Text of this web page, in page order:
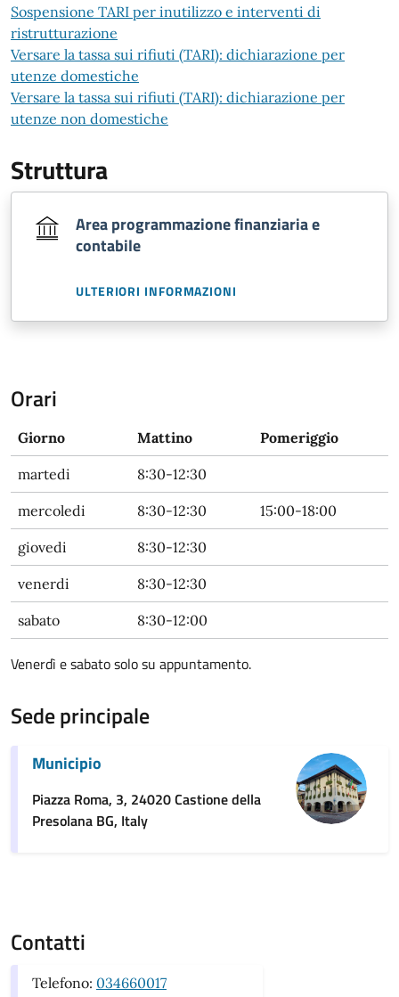
Sospensione TARI per inutilizzo e interventi di
ristrutturazione
Versare la tassa sui rifiuti (TARI): dichiarazione per
utenze domestiche
Versare la tassa sui rifiuti (TARI): dichiarazione per
utenze non domestiche
Struttura
Area programmazione finanziaria e
contabile
ULTERIORI INFORMAZIONI
Orari
Giorno Mattino Pomeriggio
martedi 8:30-12:30
mercoledi 8:30-12:30 15:00-18:00
giovedi 8:30-12:30
venerdi 8:30-12:30
sabato 8:30-12:00
Venerdì e sabato solo su appuntamento.
Sede principale
Municipio
Piazza Roma, 3, 24020 Castione della
Presolana BG, Italy
Contatti
Telefono: 034660017